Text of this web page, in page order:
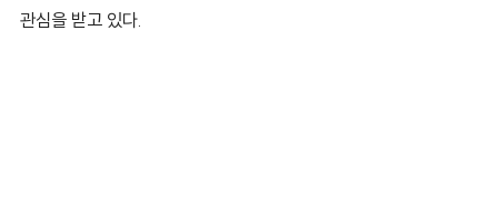
관심을 받고 있다.